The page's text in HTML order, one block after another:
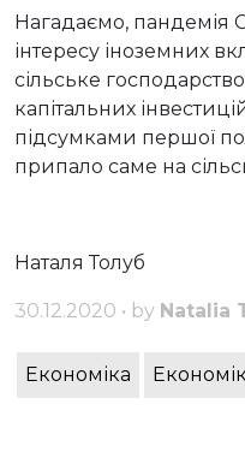
Нагадаємо, пандемія
інтересу іноземних
сільське
капітальних
підсумками першої
припало саме на
Наталя Толуб
30.12.2020 • by Natalia
Економіка